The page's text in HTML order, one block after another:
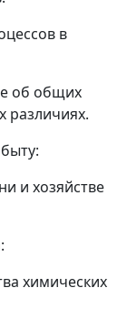
в
об общих
различиях.
и хозяйстве
химических